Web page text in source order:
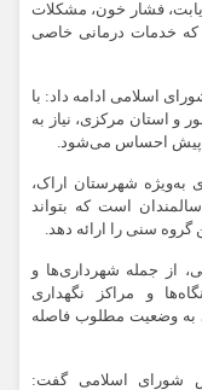
فشار خون، مشکلات
که خدمات درمانی خاصی
اسلامی ادامه داد: با
و استان مرکزی، نیاز به
پیش احساس می‌شود.
به‌ویژه شهرستان اراک،
است که بتواند
سنی را ارائه دهد.
از جمله شهرداری‌ها و
و مراکز نگهداری
به وضعیت مطلوب فاصله
شورای اسلامی گفت: